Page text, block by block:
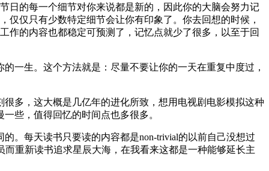
日的每一个细节对你来说都是新的，因此你的大脑会努力记
仅只有少数特定细节会让你有印象了。你去回想的时候，
作的内容也都稳定可预测了，记忆点就少了很多，以至于回
一生。这个方法就是：尽量不要让你的一天在重复中度过，
多，这大概是几亿年的进化所致，想用电视剧电影模拟这种
些，值得回忆的时间点也多很多。
。每天读书只要读的内容都是non-trivial的以前自己没想过
重新读书追求星辰大海，在我看来这都是一种能够延长主